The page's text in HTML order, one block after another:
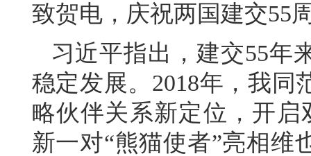
致贺电，庆祝两国建交55
习近平指出，建交55年
稳定发展。2018年，我同
略伙伴关系新定位，开
新一对“熊猫使者”亮相维